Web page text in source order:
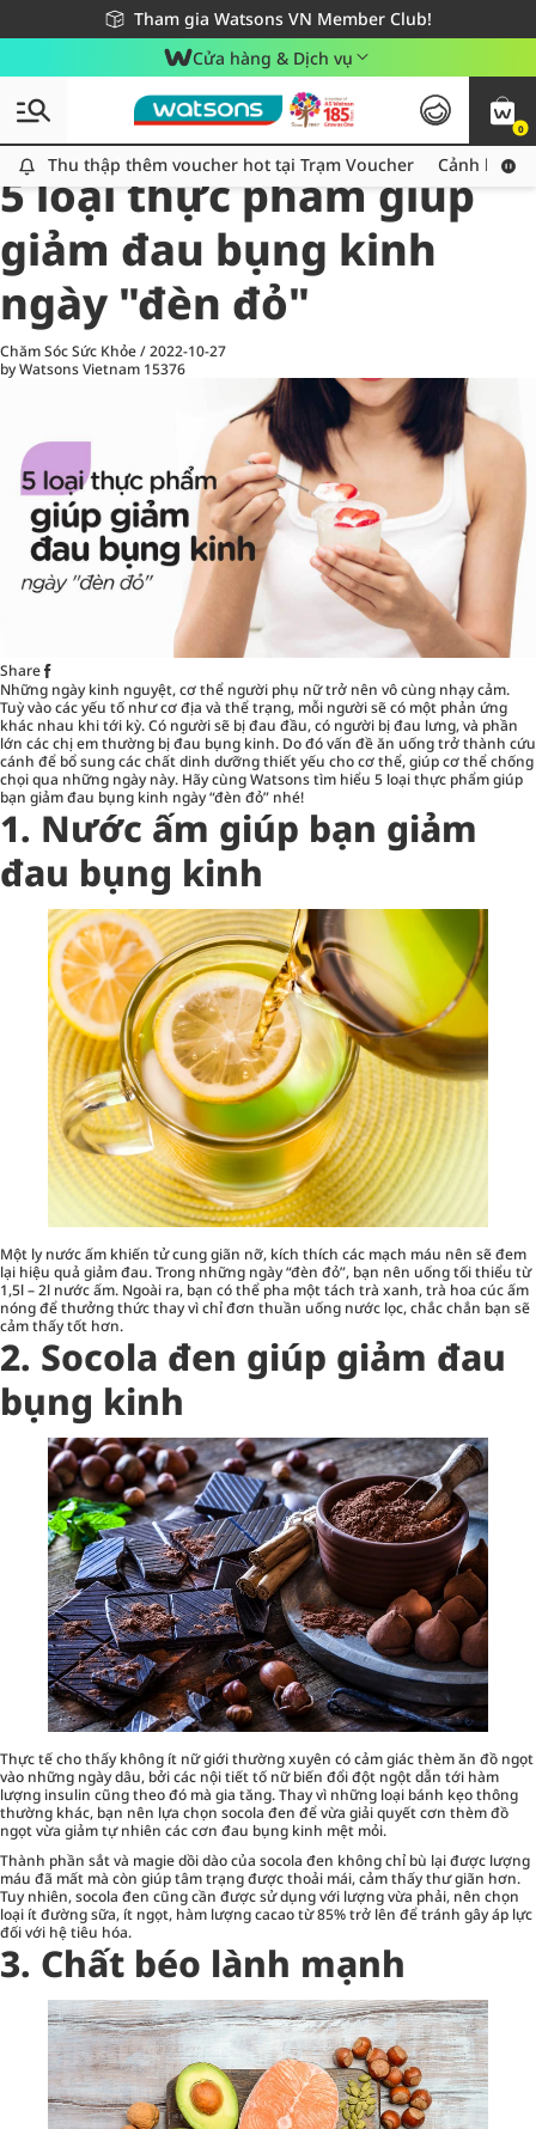
Tham gia Watsons VN Member Club!
Miễn phí giao hàng cho đơn hàng từ 249,000Đ
Giao hàng nhanh 24h - Áp dụng khu vực TP. Hồ Chí Minh
Cửa hàng & Dịch vụ
0
Thu thập thêm voucher hot tại Trạm Voucher
Thu thập thêm voucher hot tại Trạm Voucher Cảnh báo
All
Chăm Sóc Cá Nhân
5 loại thực phẩm giúp
giảm đau bụng kinh
ngày "đèn đỏ"
Chăm Sóc Sức Khỏe/2022-10-27
by Watsons Vietnam 15376
Share
Những ngày kinh nguyệt, cơ thể người phụ nữ trở nên vô cùng nhạy cảm.
Tuỳ vào các yếu tố như cơ địa và thể trạng, mỗi người sẽ có một phản ứng
khác nhau khi tới kỳ. Có người sẽ bị đau đầu, có người bị đau lưng, và phần
lớn các chị em thường bị đau bụng kinh. Do đó vấn đề ăn uống trở thành cứu
cánh để bổ sung các chất dinh dưỡngthiết yếu cho cơ thể, giúp cơ thể chống
chọi qua những ngày này. Hãy cùng Watsons tìm hiểu 5 loại thực phẩm giúp
bạn giảm đau bụng kinh ngày “đèn đỏ” nhé!
1. Nước ấm giúp bạn giảm
đau bụng kinh
Một ly nước ấm khiến tử cung giãn nỡ, kích thích các mạch máu nên sẽ đem
lại hiệu quả giảm đau. Trong những ngày “đèn đỏ”, bạn nên uống tối thiểu từ
1,5l – 2l nước ấm. Ngoài ra, bạn có thể pha một tách trà xanh, trà hoa cúc ấm
nóng để thưởng thức thay vì chỉ đơn thuần uống nước lọc, chắc chắn bạn sẽ
cảm thấy tốt hơn.
2. Socola đen giúp giảm đau
bụng kinh
Thực tế cho thấy không ít nữ giới thường xuyên có cảm giác thèm ăn đồ ngọt
vào những ngày dâu, bởi các nội tiết tố nữ biến đổi đột ngột dẫn tới hàm
lượng insulin cũng theo đó mà gia tăng. Thay vì những loại bánh kẹo thông
thường khác, bạn nên lựa chọn socola đen để vừa giải quyết cơn thèm đồ
ngọt vừa giảm tự nhiên các cơn đau bụng kinh mệt mỏi.
Thành phần sắt và magie dồi dào của socola đen không chỉ bù lại được lượng
máu đã mất mà còn giúp tâm trạng được thoải mái, cảm thấy thư giãn hơn.
Tuy nhiên, socola đen cũng cần được sử dụng với lượng vừa phải, nên chọn
loại ít đường sữa, ít ngọt, hàm lượng cacao từ 85% trở lên để tránh gây áp lực
đối với hệ tiêu hóa.
3. Chất béo lành mạnh